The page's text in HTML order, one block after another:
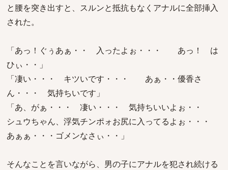
と腰を突き出すと、スルンと抵抗もなくアナルに全部挿入
された。
「あっ！ぐぅあぁ・・ 入ったよぉ・・・ あっ！ は
ひぃ・・」
「凄い・・・ キツいです・・・ あぁ・・優香さ
ん・・・ 気持ちいです」
「あ、がぁ・・・ 凄い・・・ 気持ちいいよぉ・・
シュウちゃん、浮気チンポォお尻に入ってるよぉ・・・
あぁぁ・・・ゴメンなさぃ・・」
そんなことを言いながら、男の子にアナルを犯され続ける